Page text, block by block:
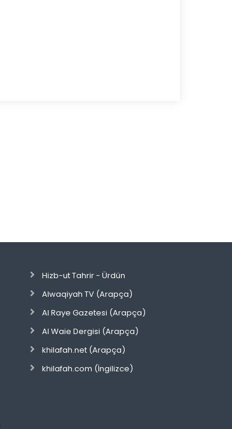
Hizb-ut Tahrir - Ürdün
Alwaqiyah TV (Arapça)
Al Raye Gazetesi (Arapça)
Al Waie Dergisi (Arapça)
khilafah.net (Arapça)
khilafah.com (İngilizce)